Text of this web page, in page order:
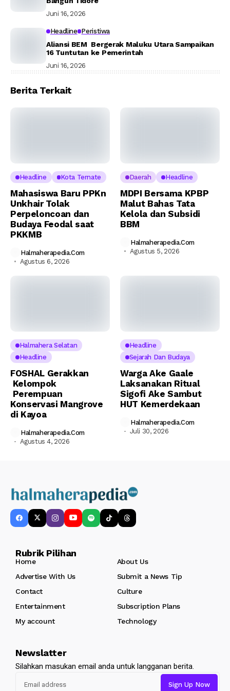
Juni 16, 2026
Headline Peristiwa
Aliansi BEM Bergerak Maluku Utara Sampaikan
16 Tuntutan ke Pemerintah
Juni 16, 2026
Berita Terkait
Headline Kota Ternate
Mahasiswa Baru PPKn
Unkhair Tolak
Perpeloncoan dan
Budaya Feodal saat
PKKMB
Halmaherapedia.com
Agustus 6, 2026
Daerah Headline
MDPI Bersama KPBP
Malut Bahas Tata
Kelola dan Subsidi
BBM
Halmaherapedia.com
Agustus 5, 2026
Halmahera Selatan
Headline
FOSHAL Gerakkan
Kelompok
Perempuan
Konservasi Mangrove
di Kayoa
Halmaherapedia.com
Agustus 4, 2026
Headline
Sejarah Dan Budaya
Warga Ake Gaale
Laksanakan Ritual
Sigofi Ake Sambut
HUT Kemerdekaan
Halmaherapedia.com
Juli 30, 2026
Rubrik Pilihan
Home
About Us
Advertise With Us
Submit a News Tip
Contact
Culture
Entertainment
Subscription Plans
My account
Technology
Newslatter
Silahkan masukan email anda untuk langganan berita.